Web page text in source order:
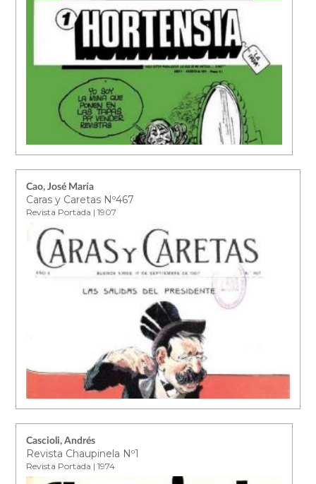
Cao, José María
Caras y Caretas Nº467
Revista Portada | 1907
Cascioli, Andrés
Revista Chaupinela Nº1
Revista Portada | 1974